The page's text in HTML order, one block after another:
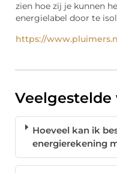
zien hoe zij je kunnen
energielabel door te
https://
Veelgestelde
Hoeveel kan ik
energierekening